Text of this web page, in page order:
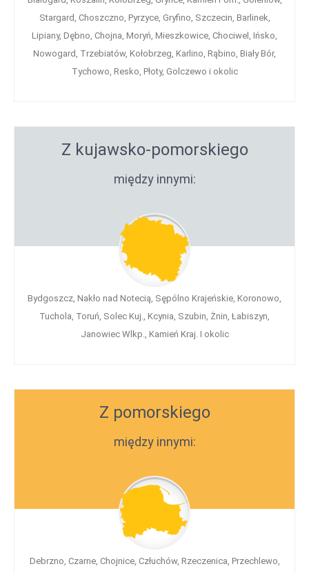
Stargard, Choszczno, Pyrzyce, Gryfino, Szczecin, Barlinek,
Lipiany, Dębno, Chojna, Moryń, Mieszkowice, Chociwel, Ińsko,
Nowogard, Trzebiatów, Kołobrzeg, Karlino, Rąbino, Biały Bór,
Tychowo, Resko, Płoty, Golczewo i okolic
Z kujawsko-pomorskiego
między innymi:
Bydgoszcz, Nakło nad Notecią, Sępólno Krajeńskie, Koronowo,
Tuchola, Toruń, Solec Kuj., Kcynia, Szubin, Żnin, Łabiszyn,
Janowiec Wlkp., Kamień Kraj. I okolic
Z pomorskiego
między innymi:
Debrzno, Czarne, Chojnice, Człuchów, Rzeczenica, Przechlewo,